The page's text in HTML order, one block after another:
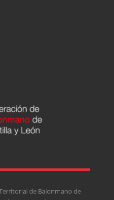
de Balonmano de